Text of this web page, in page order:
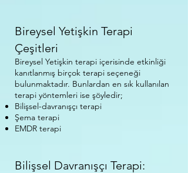
Bireysel Yetişkin Terapi
Çeşitleri
Bireysel Yetişkin terapi içerisinde etkinliği
kanıtlanmış birçok terapi seçeneği
bulunmaktadır. Bunlardan en sık kullanılan
terapi yöntemleri ise şöyledir;​
Bilişsel-davranışçı terapi
Şema terapi
EMDR terapi
Bilişsel Davranışçı Terapi: